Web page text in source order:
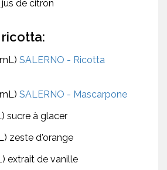
de citron
SALERNO - Ricotta
SALERNO - Mascarpone
sucre à glacer
zeste d'orange
extrait de vanille